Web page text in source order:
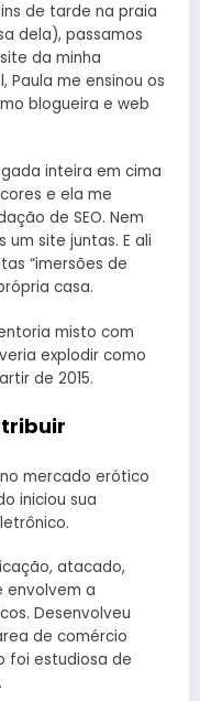
de tarde na praia
dela), passamos
da minha
Paula me ensinou os
blogueira e web
inteira em cima
e ela me
de SEO. Nem
site juntas. E ali
“imersões de
casa.
misto com
explodir como
de 2015.
mercado erótico
iniciou sua
atacado,
envolvem a
Desenvolveu
de comércio
foi estudiosa de